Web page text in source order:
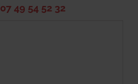
07 49 54 52 32